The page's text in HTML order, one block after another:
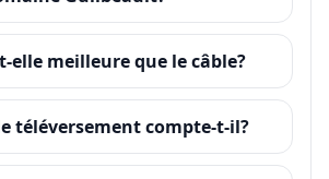
elle meilleure que le câble?
téléversement compte-t-il?